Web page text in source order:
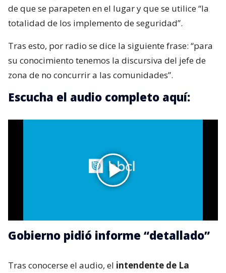
de que se parapeten en el lugar y que se utilice “la
totalidad de los implemento de seguridad”.
Tras esto, por radio se dice la siguiente frase: “para
su conocimiento tenemos la discursiva del jefe de
zona de no concurrir a las comunidades”.
Escucha el audio completo aquí:
Gobierno pidió informe “detallado”
Tras conocerse el audio, el intendente de La